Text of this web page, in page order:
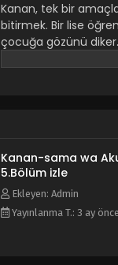
Kanan, tek bir
bitirmek. Bir lise
çocuğa gözünü
doğru sarar. Onu
Kanan-sama wa
5.Bölüm izle
Ekleyen: Admin
Yayınlanma T.: 3 ay önce